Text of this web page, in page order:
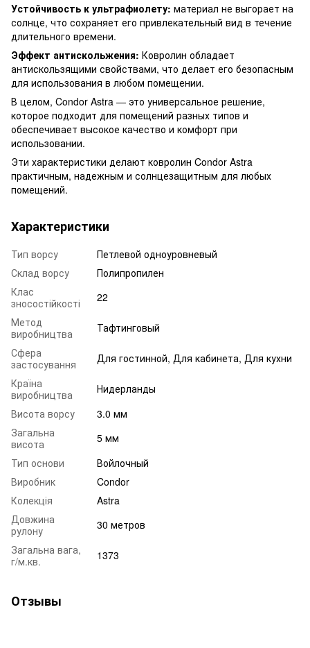
Устойчивость к ультрафиолету: материал не выгорает на
солнце, что сохраняет его привлекательный вид в течение
длительного времени.
Эффект антискольжения: Ковролин обладает
антискользящими свойствами, что делает его безопасным
для использования в любом помещении.
В целом, Condor Astra — это универсальное решение,
которое подходит для помещений разных типов и
обеспечивает высокое качество и комфорт при
использовании.
Эти характеристики делают ковролин Condor Astra
практичным, надежным и солнцезащитным для любых
помещений.
Характеристики
Тип ворсу
Петлевой одноуровневый
Склад ворсу
Полипропилен
Клас
зносостійкості
22
Метод
виробництва
Тафтинговый
Сфера
застосування
Для гостинной, Для кабинета, Для кухни
Країна
виробництва
Нидерланды
Висота ворсу
3.0 мм
Загальна
висота
5 мм
Тип основи
Войлочный
Виробник
Condor
Колекція
Astra
Довжина
рулону
30 метров
Загальна вага,
г/м.кв.
1373
Отзывы